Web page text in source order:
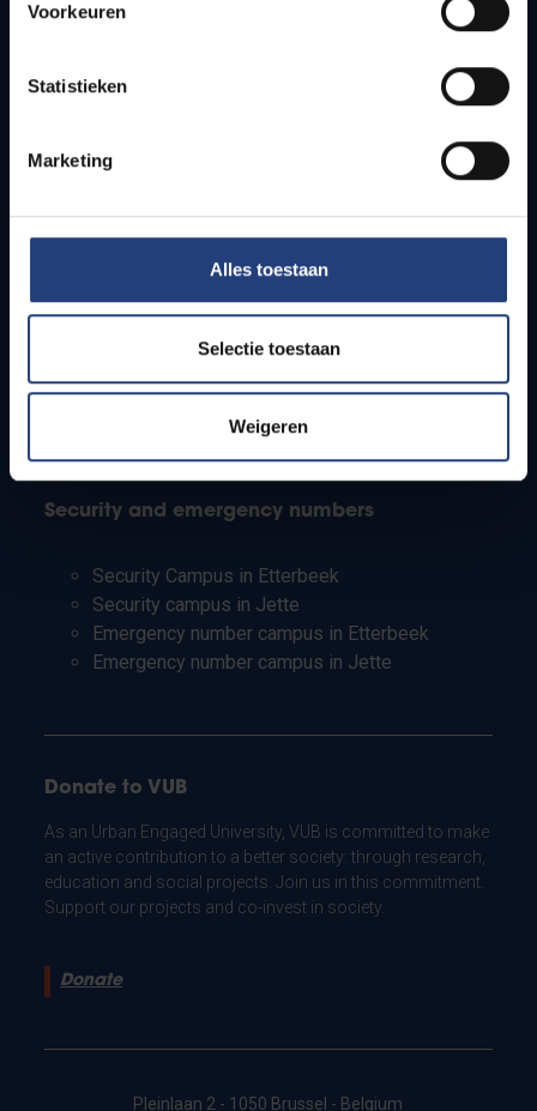
Voorkeuren
Statistieken
Marketing
Alles toestaan
Selectie toestaan
Weigeren
How to get to the VUB campuses
Students
PhD students
Teachers and secondary schools
Working students
Security and emergency numbers
Security Campus in Etterbeek
Security campus in Jette
Emergency number campus in Etterbeek
Emergency number campus in Jette
Donate to VUB
As an Urban Engaged University, VUB is committed to make
an active contribution to a better society: through research,
education and social projects. Join us in this commitment.
Support our projects and co-invest in society.
Donate
Pleinlaan 2 - 1050 Brussel - Belgium